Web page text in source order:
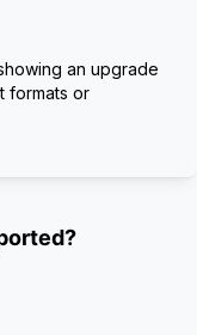
an upgrade
formats or